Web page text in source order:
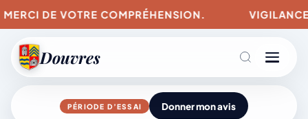
DE VOTRE COMPRÉHENSION. VIGILANCES
Douvres
PÉRIODE D’ESSAI Donner mon avis